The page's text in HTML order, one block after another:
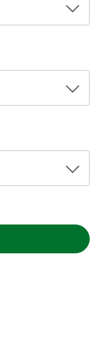
CLDF podem